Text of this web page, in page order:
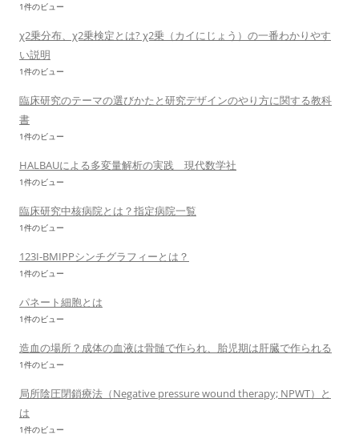
1件のビュー
χ2乗分布、χ2乗検定とは? χ2乗（カイにじょう）の一番わかりやす
い説明
1件のビュー
臨床研究のテーマの選びかたと研究デザインのやり方に関する教科
書
1件のビュー
HALBAUによる多変量解析の実践 現代数学社
1件のビュー
臨床研究中核病院とは？指定病院一覧
1件のビュー
123I-BMIPPシンチグラフィーとは？
1件のビュー
パネート細胞とは
1件のビュー
造血の場所？成体の血液は骨髄で作られ、胎児期は肝臓で作られる
1件のビュー
局所陰圧閉鎖療法（Negative pressure wound therapy; NPWT）と
は
1件のビュー